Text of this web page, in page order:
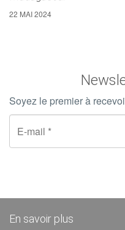
22 MAI 2024
Soyez le premier à
En savoir plus